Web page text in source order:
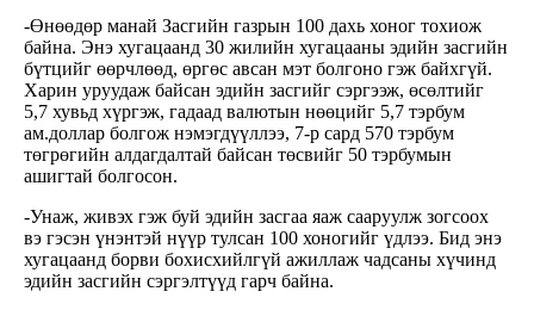
-Өнөөдөр манай Засгийн газрын 100 дахь хоног тохиож
байна. Энэ хугацаанд 30 жилийн хугацааны эдийн засгийн
бүтцийг өөрчлөөд, өргөс авсан мэт болгоно гэж байхгүй.
Харин уруудаж байсан эдийн засгийг сэргээж, өсөлтийг
5,7 хувьд хүргэж, гадаад валютын нөөцийг 5,7 тэрбум
ам.доллар болгож нэмэгдүүллээ, 7-р сард 570 тэрбум
төгрөгийн алдагдалтай байсан төсвийг 50 тэрбумын
ашигтай болгосон.
-Унаж, живэх гэж буй эдийн засгаа яаж сааруулж зогсоох
вэ гэсэн үнэнтэй нүүр тулсан 100 хоногийг үдлээ. Бид энэ
хугацаанд борви бохисхийлгүй ажиллаж чадсаны хүчинд
эдийн засгийн сэргэлтүүд гарч байна.